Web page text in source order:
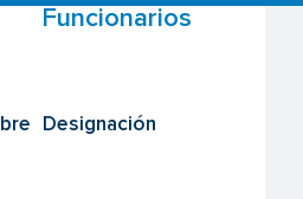
Designación